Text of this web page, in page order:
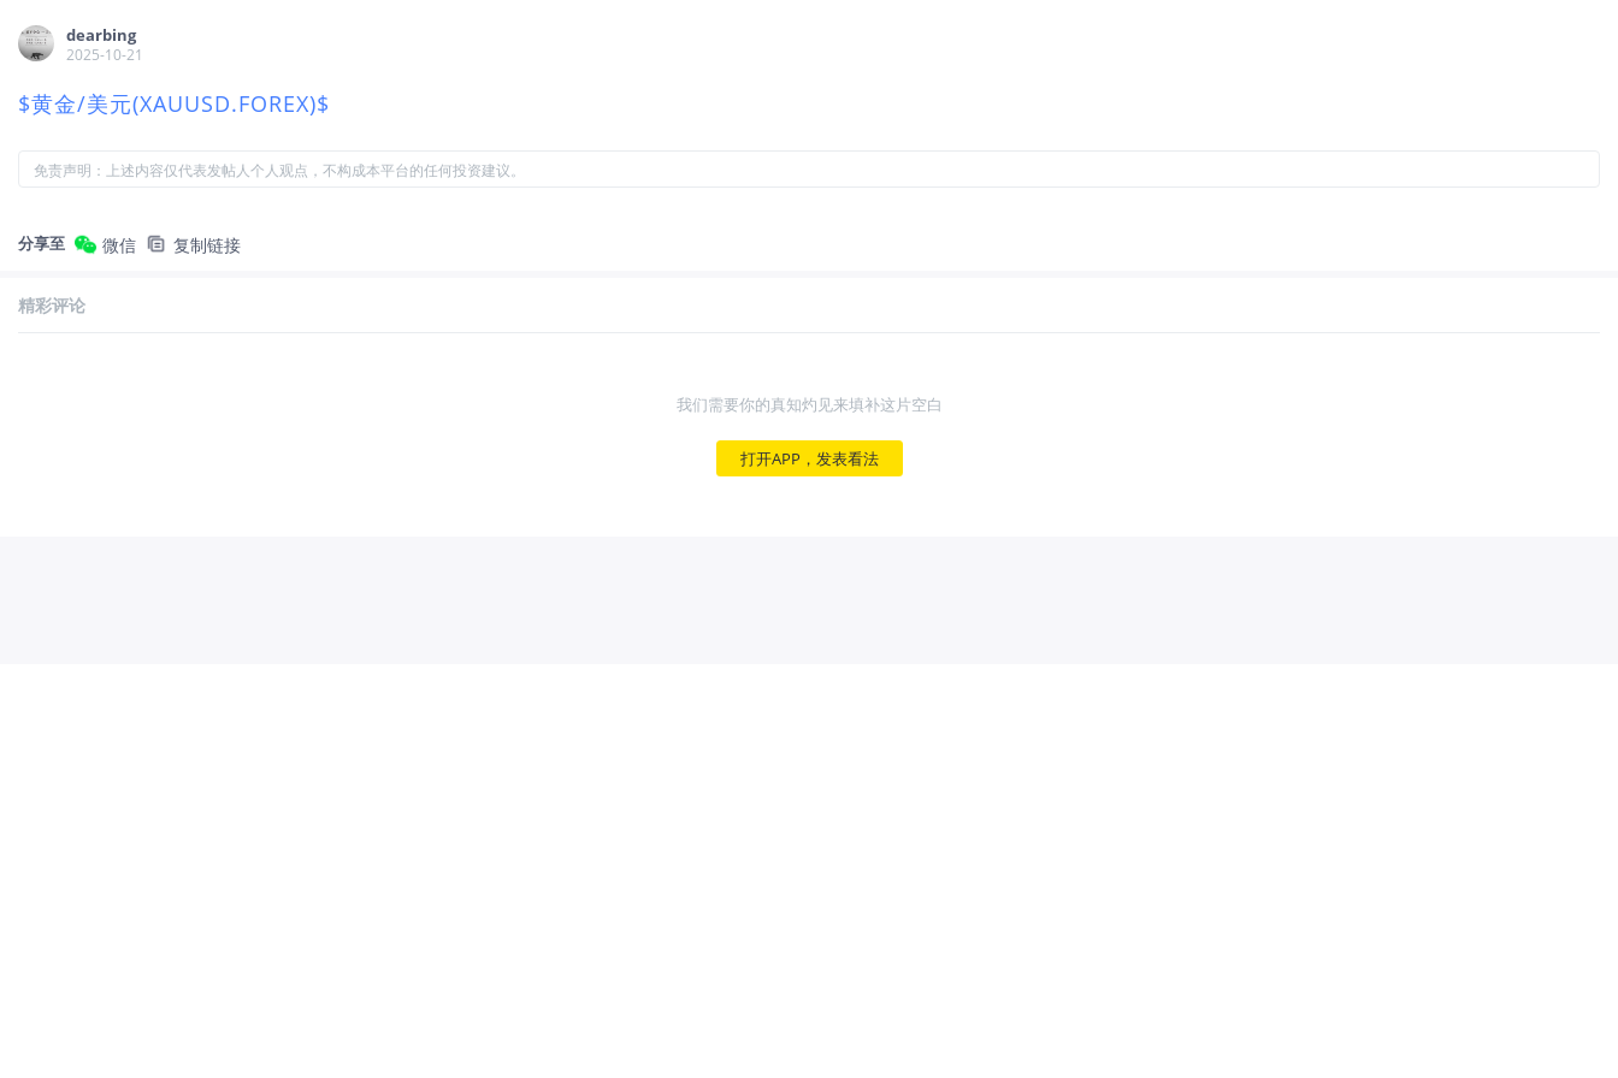
dearbing
2025-10-21
$黄金/美元(XAUUSD.FOREX)$
免责声明：上述内容仅代表发帖人个人观点，不构成本平台的任何投资建议。
分享至 微信 复制链接
精彩评论
我们需要你的真知灼见来填补这片空白
打开APP，发表看法